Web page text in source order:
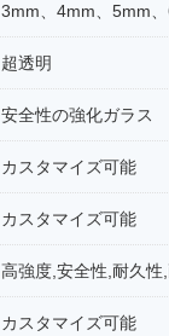
3mm、4mm、5mm
超透明
安全性の強化ガラス
カスタマイズ可能
カスタマイズ可能
高強度,安全性,耐久性
カスタマイズ可能